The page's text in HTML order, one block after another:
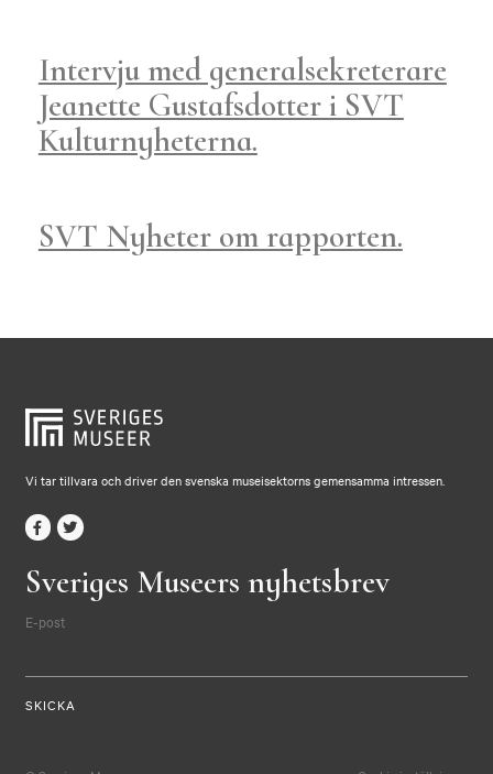
Intervju med generalsekreterare
Jeanette Gustafsdotter i SVT
Kulturnyheterna.
SVT Nyheter om rapporten.
Vi tar tillvara och driver den svenska museisektorns gemensamma intressen.
Sveriges Museers nyhetsbrev
E-post